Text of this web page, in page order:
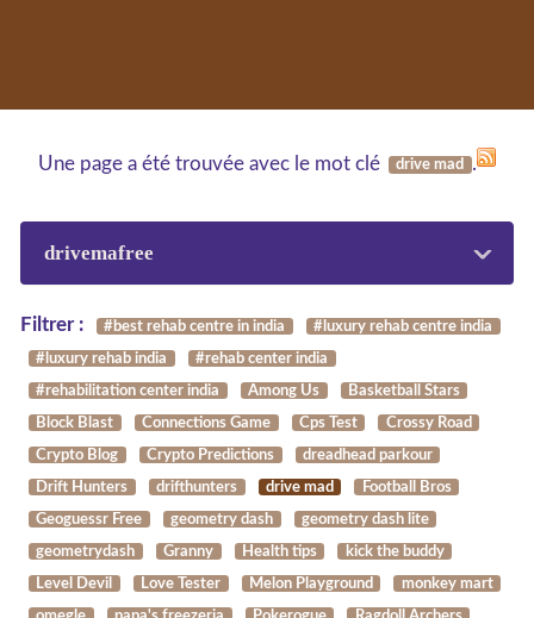
Une page a été trouvée avec le mot clé drive mad .
drivemafree
Filtrer : #best rehab centre in india #luxury rehab centre india
#luxury rehab india #rehab center india
#rehabilitation center india Among Us Basketball Stars
Block Blast Connections Game Cps Test Crossy Road
Crypto Blog Crypto Predictions dreadhead parkour
Drift Hunters drifthunters drive mad Football Bros
Geoguessr Free geometry dash geometry dash lite
geometrydash Granny Health tips kick the buddy
Level Devil Love Tester Melon Playground monkey mart